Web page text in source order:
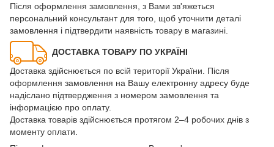
Після оформлення замовлення, з Вами зв'яжеться
персональний консультант для того, щоб уточнити деталі
замовлення і підтвердити наявність товару в магазині.
ДОСТАВКА ТОВАРУ ПО УКРАЇНІ
Доставка здійснюється по всій території України. Після
оформлення замовлення на Вашу електронну адресу буде
надіслано підтвердження з номером замовлення та
інформацією про оплату.
Доставка товарів здійснюється протягом 2–4 робочих днів з
моменту оплати.